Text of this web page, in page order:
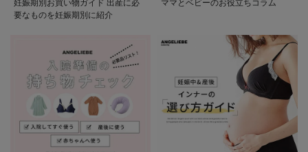
妊娠期別お買い物ガイド 出産に必
要なものを妊娠期別に紹介
ママとベビーのお役立ちコラム